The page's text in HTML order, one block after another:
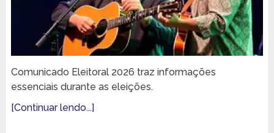
Comunicado Eleitoral 2026 traz informações
essenciais durante as eleições.
[Continuar lendo...]